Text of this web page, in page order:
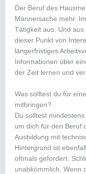
Der Beruf des
Männersache mehr.
Tätigkeit aus. Und
dieser Punkt von
längerfristiges
Informationen über
der Zeit lernen und
Was solltest du für
mitbringen?
Du solltest
um dich für den Beruf
Ausbildung mit
Hintergrund ist
oftmals gefordert.
unabkömmlich. Wenn